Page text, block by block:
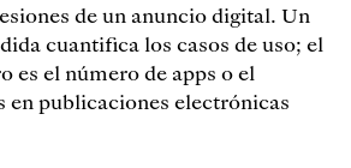
de un anuncio digital. Un
cuantifica los casos de uso; el
es el número de apps o el
en publicaciones electrónicas